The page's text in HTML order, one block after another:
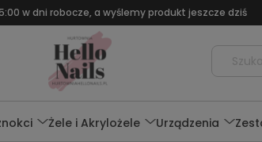
w dni robocze, a wyślemy produkt jeszcze dziś
Żele i Akrylożele Urządzenia